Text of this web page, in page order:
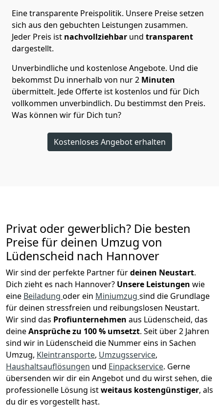
Eine transparente Preispolitik. Unsere Preise setzen
sich aus den gebuchten Leistungen zusammen.
Jeder Preis ist nachvollziehbar und transparent
dargestellt.
Unverbindliche und kostenlose Angebote. Und die
bekommst Du innerhalb von nur2 Minuten
übermittelt. Jede Offerte ist kostenlos und für Dich
vollkommen unverbindlich. Du bestimmst den Preis.
Was können wir für Dich tun?
Kostenloses Angebot erhalten
Privat oder gewerblich? Die besten
Preise für deinen Umzug von
Lüdenscheid nach Hannover
Wir sind der perfekte Partner fürdeinen Neustart.
Dich zieht es nach Hannover? Unsere Leistungen wie
eine Beiladung oder ein Miniumzug sind die Grundlage
für deinen stressfreien und reibungslosen Neustart.
Wir sind das Profiunternehmen aus Lüdenscheid, das
deineAnsprüche zu 100 % umsetzt. Seit über 2 Jahren
sind wir in Lüdenscheid die Nummer eins in Sachen
Umzug, Kleintransporte, Umzugsservice,
Haushaltsauflösungen und Einpackservice. Gerne
übersenden wir dir ein Angebot und du wirst sehen, die
professionelle Lösung istweitaus kostengünstiger, als
du dir es vorgestellt hast.